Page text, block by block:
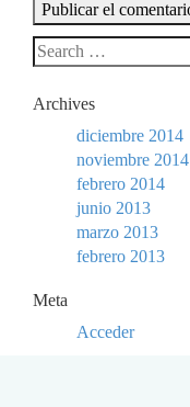
Archives
diciembre 2014
noviembre 2014
febrero 2014
junio 2013
marzo 2013
febrero 2013
Meta
Acceder